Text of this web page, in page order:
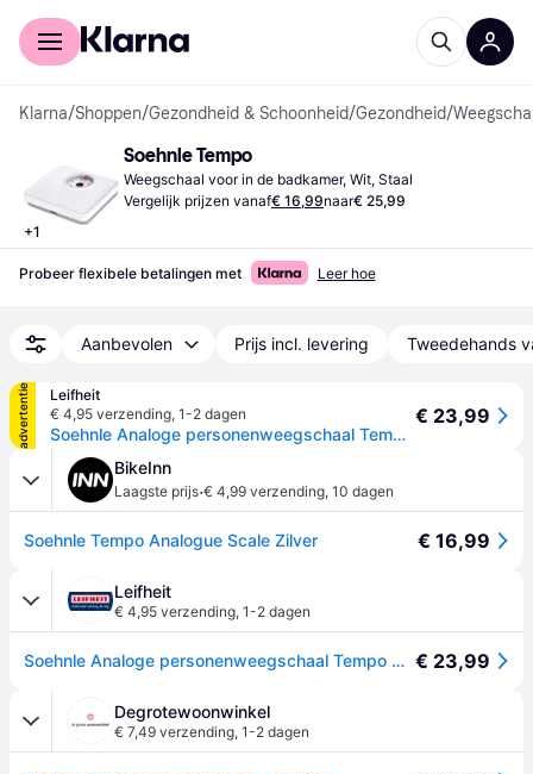
Voor shoppers
Klarna/Shoppen/Gezondheid & Schoonheid/Gezondheid/
+1
Soehnle Tempo
Weegschaal voor in de badkamer, Wit, Staal
Vergelijk prijzen vanaf€ 16,99naar€ 25,99
Probeer flexibele betalingen met Leer hoe
Aanbevolen Prijs incl. levering Tweedehands
advertentie
Leifheit
€ 4,95 verzending, 1-2 dagen
Soehnle Analoge personenweegschaal Tempo White
€ 23,99
BikeInn
Laagste prijs·€ 4,99 verzending, 10 dagen
Soehnle Tempo Analogue Scale Zilver € 16,99
Leifheit
€ 4,95 verzending, 1-2 dagen
Soehnle Analoge personenweegschaal Tempo White € 23,99
Degrotewoonwinkel
€ 7,49 verzending, 1-2 dagen